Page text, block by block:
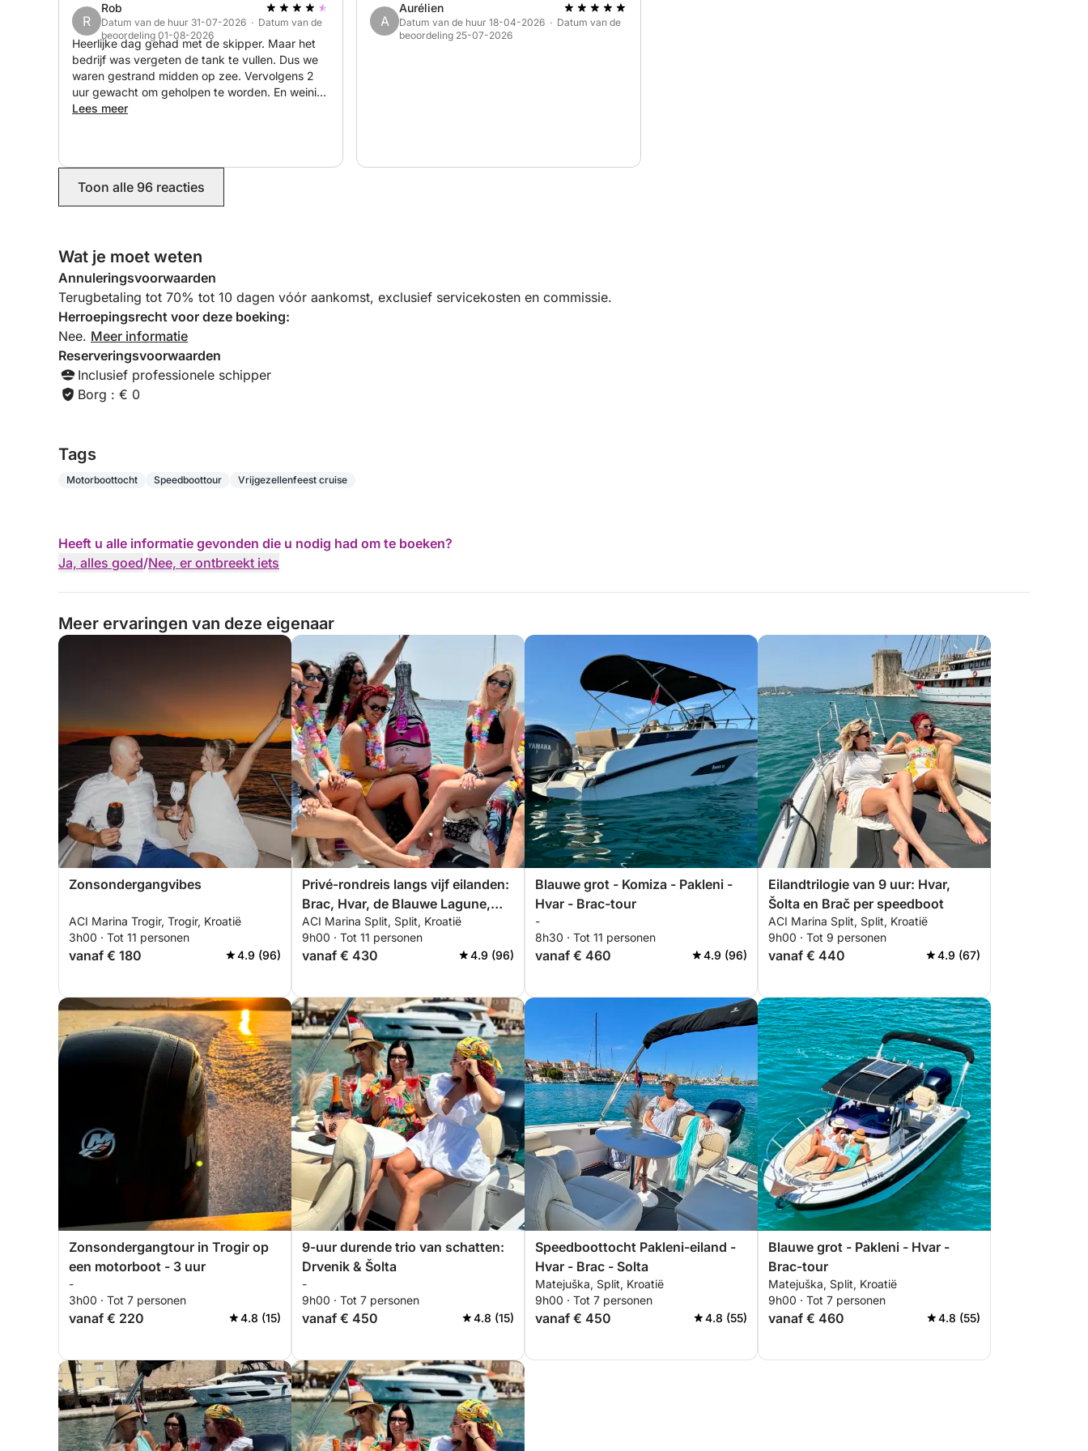
qualité générale du bateau et de la prestation.
Nous recommandons cette équipe sans la
moindre hésitation à tous les plaisanciers
R
Rob
Datum van de huur 31-07-2026 · Datum van de
beoordeling 01-08-2026
Heerlijke dag gehad met de skipper. Maar het
bedrijf was vergeten de tank te vullen. Dus we
waren gestrand midden op zee. Vervolgens 2
uur gewacht om geholpen te worden. En weinig
opheldering over de extra benzine die gevraagd
Lees meer
A
Aurélien
Datum van de huur 18-04-2026 · Datum van de
beoordeling 25-07-2026
Toon alle 96 reacties
Wat je moet weten
Annuleringsvoorwaarden
Terugbetaling tot 70% tot 10 dagen vóór aankomst, exclusief servicekosten en commissie.
Herroepingsrecht voor deze boeking:
Nee. Meer informatie
Reserveringsvoorwaarden
Inclusief professionele schipper
Borg : € 0
Tags
Motorboottocht Speedboottour Vrijgezellenfeest cruise
Heeft u alle informatie gevonden die u nodig had om te boeken?
Ja, alles goed/Nee, er ontbreekt iets
Meer ervaringen van deze eigenaar
Zonsondergangvibes
ACI Marina Trogir, Trogir, Kroatië
3h00 · Tot 11 personen
vanaf € 180 4.9 (96)
Privé-rondreis langs vijf eilanden:
Brac, Hvar, de Blauwe Lagune,
Solta en Ciovo.
ACI Marina Split, Split, Kroatië
9h00 · Tot 11 personen
vanaf € 430 4.9 (96)
Blauwe grot - Komiza - Pakleni -
Hvar - Brac-tour
-
8h30 · Tot 11 personen
vanaf € 460 4.9 (96)
Eilandtrilogie van 9 uur: Hvar,
Šolta en Brač per speedboot
ACI Marina Split, Split, Kroatië
9h00 · Tot 9 personen
vanaf € 440 4.9 (67)
Zonsondergangtour in Trogir op
een motorboot - 3 uur
-
3h00 · Tot 7 personen
vanaf € 220 4.8 (15)
9-uur durende trio van schatten:
Drvenik & Šolta
-
9h00 · Tot 7 personen
vanaf € 450 4.8 (15)
Speedboottocht Pakleni-eiland -
Hvar - Brac - Solta
Matejuška, Split, Kroatië
9h00 · Tot 7 personen
vanaf € 450 4.8 (55)
Blauwe grot - Pakleni - Hvar -
Brac-tour
Matejuška, Split, Kroatië
9h00 · Tot 7 personen
vanaf € 460 4.8 (55)